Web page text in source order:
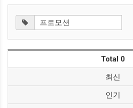
Total 0
최신
인기